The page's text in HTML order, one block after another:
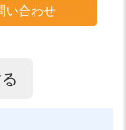
い合わせ